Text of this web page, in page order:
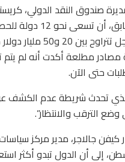
صندوق النقد الدولي،
جورجيفا، في وقت سابق، أن
مساعدات قصيرة الأجل تتراوح بين 20
مصادر مطلعة أكدت أنه لم
حتى الآن.
تحدث شريطة عدم الكشف
الترقب والانتظار”.
جالاجر، مدير مركز سياسات
إلى أن الدول تبدو أكثر